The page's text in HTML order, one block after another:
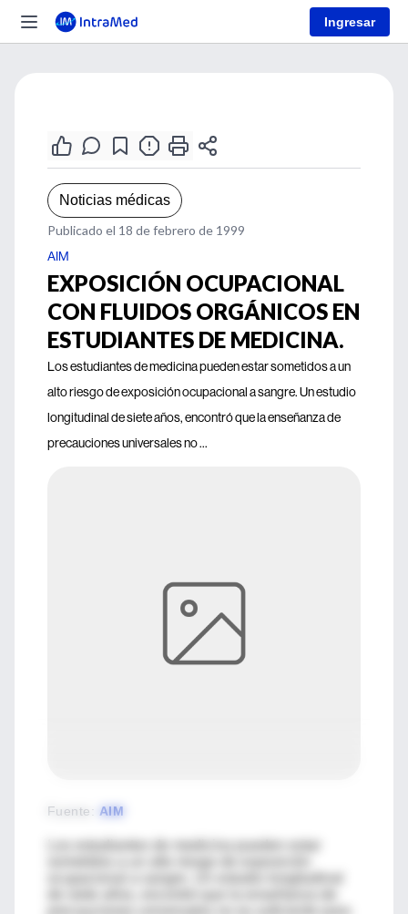
Ingresar
Noticias médicas
Publicado el 18 de febrero de 1999
AIM
EXPOSICIÓN OCUPACIONAL
CON FLUIDOS ORGÁNICOS EN
ESTUDIANTES DE MEDICINA.
Los estudiantes de medicina pueden estar sometidos a un
alto riesgo de exposición ocupacional a sangre. Un estudio
longitudinal de siete años, encontró que la enseñanza de
precauciones universales no ...
Fuente: AIM